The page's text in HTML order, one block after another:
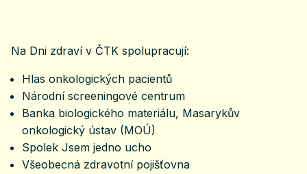
Na Dni zdraví v ČTK spolupracují:
Hlas onkologických pacientů
Národní screeningové centrum
Banka biologického materiálu, Masarykův
onkologický ústav (MOÚ)
Spolek Jsem jedno ucho
Všeobecná zdravotní pojišťovna